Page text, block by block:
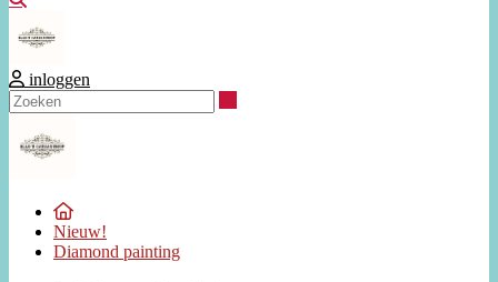
inloggen
Nieuw!
Diamond painting